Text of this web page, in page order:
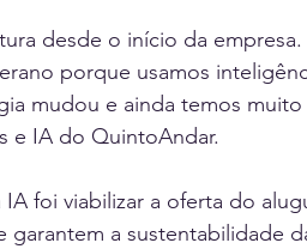
desde o início da
porque usamos
mudou e ainda temos
e IA do QuintoAndar.
foi viabilizar a oferta do
a sustentabilidade